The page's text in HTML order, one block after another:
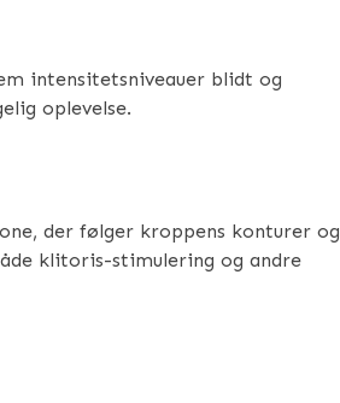
intensitetsniveauer blidt og
oplevelse.
der følger kroppens konturer og
klitoris-stimulering og andre